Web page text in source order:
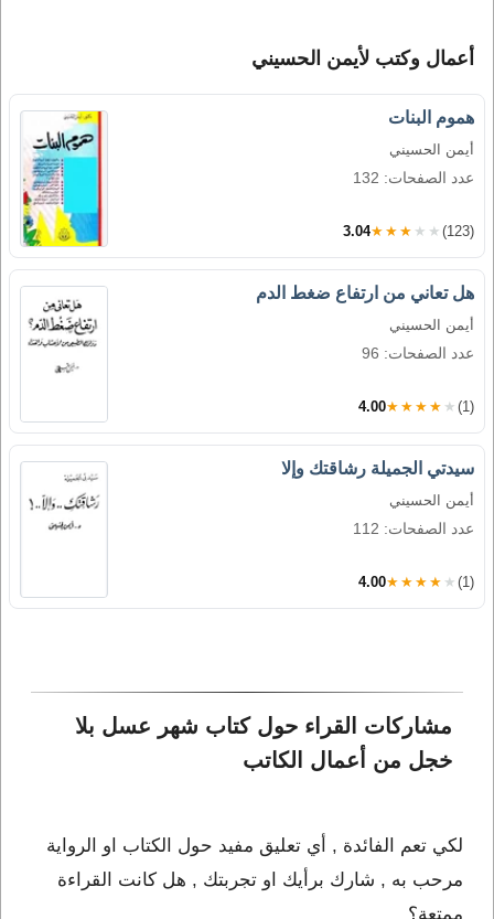
أعمال وكتب لأيمن الحسيني
هموم البنات
أيمن الحسيني
عدد الصفحات: 132
3.04★★★★★ (123)
هل تعاني من ارتفاع ضغط الدم
أيمن الحسيني
عدد الصفحات: 96
4.00★★★★★ (1)
سيدتي الجميلة رشاقتك وإلا
أيمن الحسيني
عدد الصفحات: 112
4.00★★★★★ (1)
مشاركات القراء حول كتاب شهر عسل بلا
خجل من أعمال الكاتب
لكي تعم الفائدة , أي تعليق مفيد حول الكتاب او الرواية
مرحب به , شارك برأيك او تجربتك , هل كانت القراءة
ممتعة؟